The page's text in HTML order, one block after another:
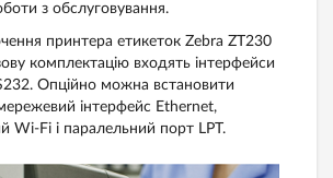
з обслуговування.
принтера етикеток Zebra ZT230
комплектацію входять інтерфейси
Опційно можна встановити
інтерфейс Ethernet,
Wi-Fi і паралельний порт LPT.